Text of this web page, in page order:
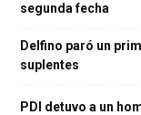
segunda fecha
Delfino paró un
suplentes
PDI detuvo a un